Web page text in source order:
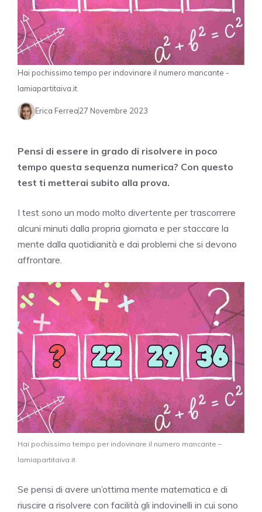
Hai pochissimo tempo per indovinare il numero mancante -
lamiapartitaiva.it
Erica Ferrea27 Novembre 2023
Pensi di essere in grado di risolvere in poco
tempo questa sequenza numerica? Con questo
test ti metterai subito alla prova.
I test sono un modo molto divertente per trascorrere
alcuni minuti dalla propria giornata e per staccare la
mente dalla quotidianità e dai problemi che si devono
affrontare.
Hai pochissimo tempo per indovinare il numero mancante –
lamiapartitaiva.it
Se pensi di avere un’ottima mente matematica e di
riuscire a risolvere con facilità gli indovinelli in cui sono